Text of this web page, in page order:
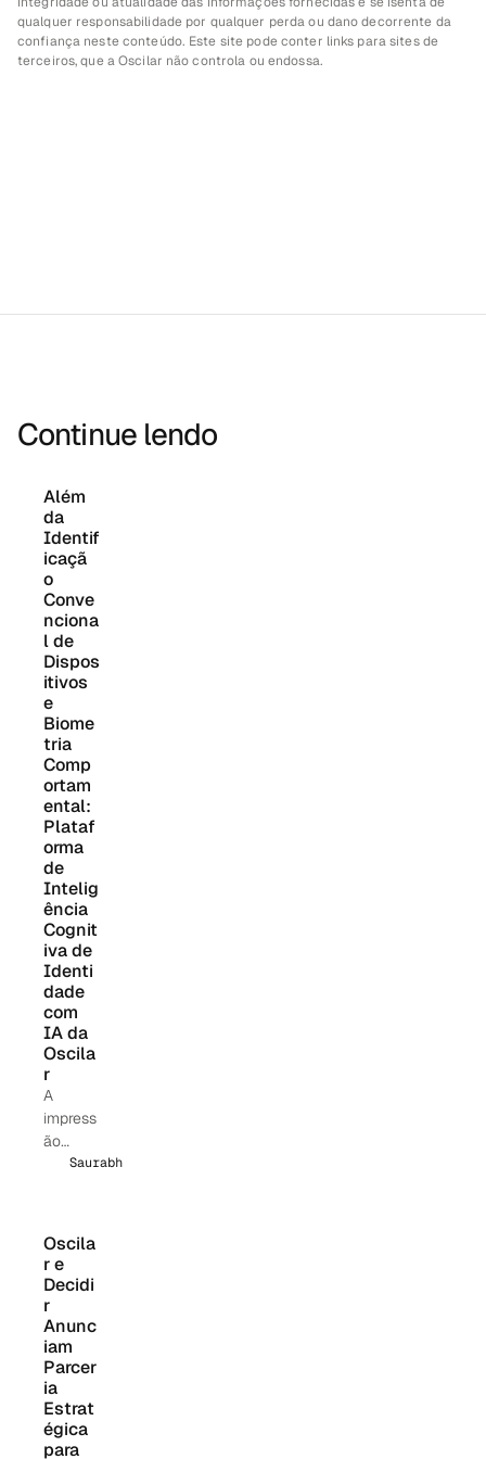
qualquer responsabilidade por qualquer perda ou dano decorrente da
confiança neste conteúdo. Este site pode conter links para sites de
terceiros, que a Oscilar não controla ou endossa.
Continue lendo
Além
da
Identif
icaçã
o
Conve
nciona
l de
Dispos
itivos
e
Biome
tria
Comp
ortam
ental:
Plataf
orma
de
Intelig
ência
Cognit
iva de
Identi
dade
com
IA da
Oscila
r
A
impress
ão
digital
vos
está
obsolet
a. A
Inteligê
ncia
Cognitiv
a de
Identid
ade da
Saurabh Bajaj
Oscila
r e
Decidi
r
Anunc
iam
Parcer
ia
Estrat
égica
para